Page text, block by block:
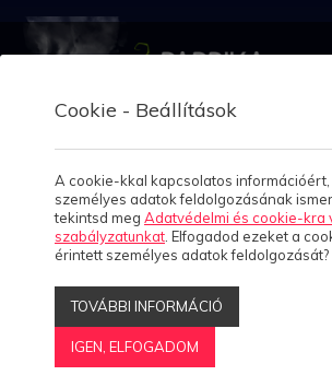
Home
Rólunk
Munkáink
Esettanulmányok
Arculattervezés
Peszter
arculat
Cookie - Beállítások
A cookie-kkal kapcsolatos információért,
személyes adatok feldolgozásának
tekintsd meg Adatvédelmi és cookie-kra
szabályzatunkat . Elfogadod ezeket a
érintett személyes adatok feldolgozását?
TOVÁBBI INFORMÁCIÓ
IGEN, ELFOGADOM